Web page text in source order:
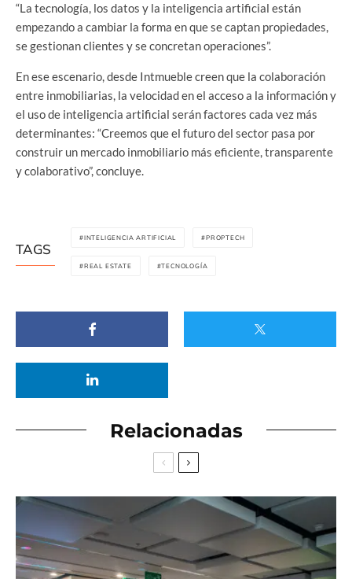
“La tecnología, los datos y la inteligencia artificial están
empezando a cambiar la forma en que se captan propiedades,
se gestionan clientes y se concretan operaciones”.
En ese escenario, desde Intmueble creen que la colaboración
entre inmobiliarias, la velocidad en el acceso a la información y
el uso de inteligencia artificial serán factores cada vez más
determinantes: “Creemos que el futuro del sector pasa por
construir un mercado inmobiliario más eficiente, transparente
y colaborativo”, concluye.
TAGS
INTELIGENCIA ARTIFICIAL PROPTECH
REAL ESTATE TECNOLOGÍA
Relacionadas